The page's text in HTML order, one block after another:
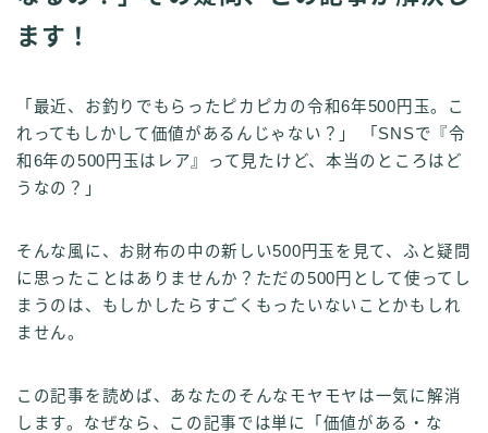
ます！
「最近、お釣りでもらったピカピカの令和6年500円玉。こ
れってもしかして価値があるんじゃない？」 「SNSで『令
和6年の500円玉はレア』って見たけど、本当のところはど
うなの？」
そんな風に、お財布の中の新しい500円玉を見て、ふと疑問
に思ったことはありませんか？ただの500円として使ってし
まうのは、もしかしたらすごくもったいないことかもしれ
ません。
この記事を読めば、あなたのそんなモヤモヤは一気に解消
します。なぜなら、この記事では単に「価値がある・な